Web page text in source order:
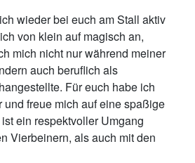
wieder bei euch am Stall aktiv
von klein auf magisch an,
mich nicht nur während meiner
auch beruflich als
Für euch habe ich
und freue mich auf eine spaßige
ein respektvoller Umgang
Vierbeinern, als auch mit den